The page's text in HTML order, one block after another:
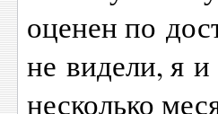
оценен по
не видели, я и
несколько